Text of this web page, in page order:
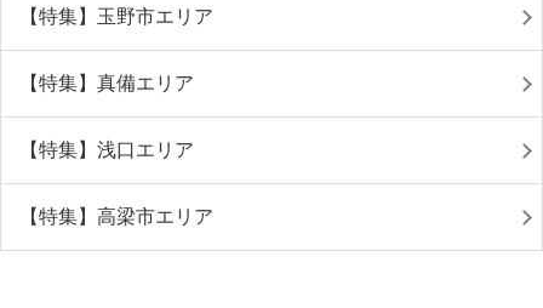
【特集】玉野市エリア
【特集】真備エリア
【特集】浅口エリア
【特集】高梁市エリア